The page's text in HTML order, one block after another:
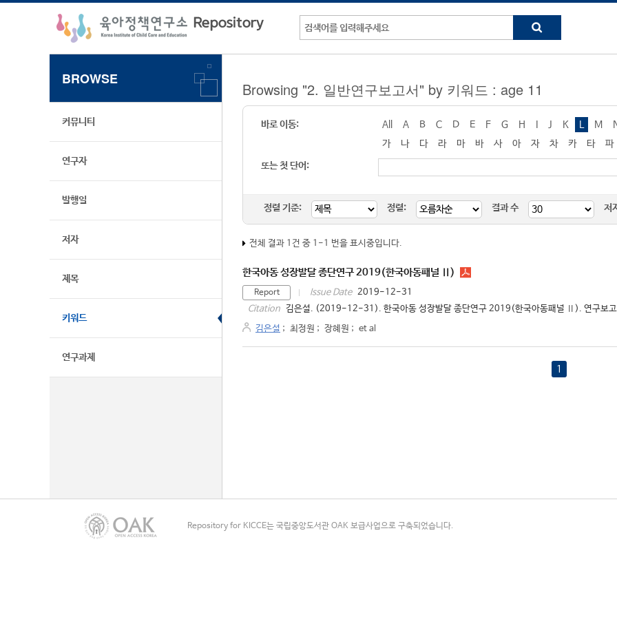
BROWSE
커뮤니티
연구자
발행일
저자
제목
키워드
연구과제
Browsing "2. 일반연구보고서" by 키워드 : age 11
바로 이동: All A B C D E F G H J K M
가
나 다 라 마 바 사 아 자 차 카 타 파
또는 첫 단어:
정렬 기준: 정렬: 결과 수 저
전체 결과 1건 중 1-1 번을 표시중입니다.
한국아동 성장발달 종단연구 2019(한국아동패널 Ⅱ)
Report Issue Date 2019-12-31
Citation 김은설. (2019-12-31). 한국아동 성장발달 종단연구 2019(한국아동패널 Ⅱ). 연구
김은설 ; 최정원 ; 장혜원 ; et al
1
Repository for KICCE는 국립중앙도서관 OAK 보급사업으로 구축되었습니다.